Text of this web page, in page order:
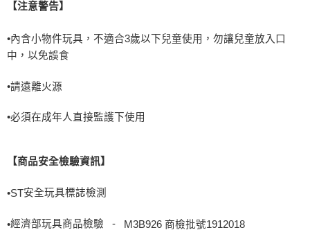
【注意警告】
•內含小物件玩具，不適合3歲以下兒童使用，勿讓兒童放入口
中，以免誤食
•請遠離火源
•必須在成年人直接監護下使用
【商品安全檢驗資訊】
•ST安全玩具標誌檢測
•經濟部玩具商品檢驗 - M3B926 商檢批號1912018